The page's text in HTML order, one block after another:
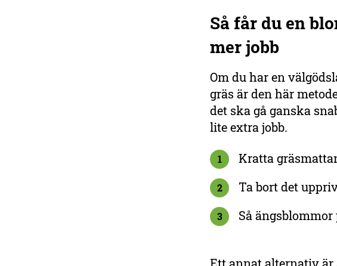
Så får du en
mer jobb
Om du har en
gräs är den här
det ska gå ganska
lite extra jobb.
1 Kratta
2 Ta bort det
3 Så